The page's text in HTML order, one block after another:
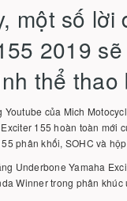
một số
2019
thể thao
Youtube của Mich
155 hoàn toàn mới
phân khối, SOHC và
Underbone Yamaha
Winner trong phân